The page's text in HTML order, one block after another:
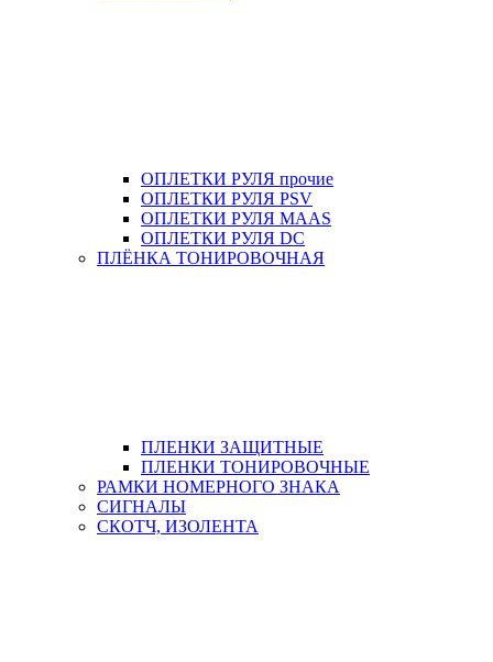
ОПЛЕТКИ РУЛЯ прочие
ОПЛЕТКИ РУЛЯ PSV
ОПЛЕТКИ РУЛЯ MAAS
ОПЛЕТКИ РУЛЯ DC
ПЛЁНКА ТОНИРОВОЧНАЯ
ПЛЕНКИ ЗАЩИТНЫЕ
ПЛЕНКИ ТОНИРОВОЧНЫЕ
РАМКИ НОМЕРНОГО ЗНАКА
СИГНАЛЫ
СКОТЧ, ИЗОЛЕНТА